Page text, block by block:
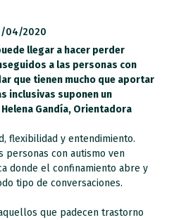
04/2020
llegar a hacer perder
a las personas con
que tienen mucho que aportar
inclusivas suponen un
Gandía, Orientadora
flexibilidad y entendimiento.
personas con autismo ven
donde el confinamiento abre y
tipo de conversaciones.
que padecen trastorno